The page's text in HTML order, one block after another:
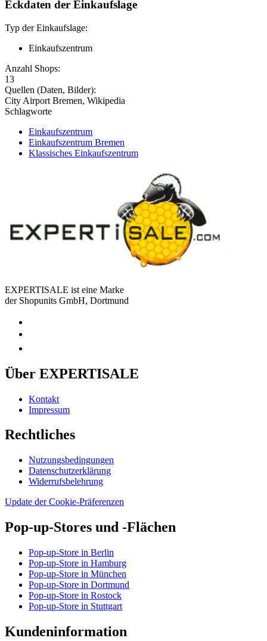
Eckdaten der Einkaufslage
Typ der Einkaufslage:
Einkaufszentrum
Anzahl Shops:
13
Quellen (Daten, Bilder):
City Airport Bremen, Wikipedia
Schlagworte
Einkaufszentrum
Einkaufszentrum Bremen
Klassisches Einkaufszentrum
EXPERTISALE ist eine Marke
der Shopunits GmbH, Dortmund
Über EXPERTISALE
Kontakt
Impressum
Rechtliches
Nutzungsbedingungen
Datenschutzerklärung
Widerrufsbelehrung
Update der Cookie-Präferenzen
Pop-up-Stores und -Flächen
Pop-up-Store in Berlin
Pop-up-Store in Hamburg
Pop-up-Store in München
Pop-up-Store in Dortmund
Pop-up-Store in Rostock
Pop-up-Store in Stuttgart
Kundeninformation